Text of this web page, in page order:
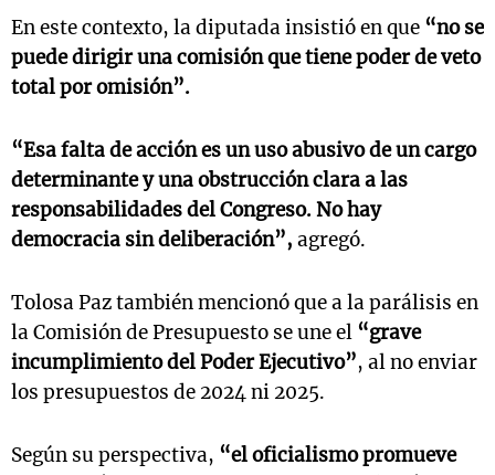
En este contexto, la diputada insistió en que “no se
puede dirigir una comisión que tiene poder de veto
total por omisión”.
“Esa falta de acción es un uso abusivo de un cargo
determinante y una obstrucción clara a las
responsabilidades del Congreso. No hay
democracia sin deliberación”, agregó.
Tolosa Paz también mencionó que a la parálisis en
la Comisión de Presupuesto se une el “grave
incumplimiento del Poder Ejecutivo”, al no enviar
los presupuestos de 2024 ni 2025.
Según su perspectiva, “el oficialismo promueve